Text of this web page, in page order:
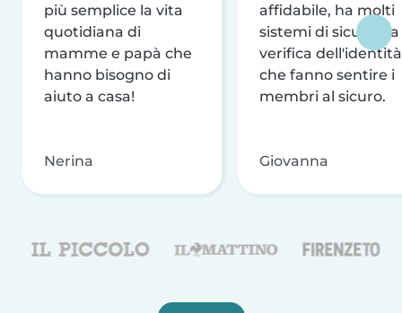
più semplice la vita
quotidiana di
mamme e papà che
hanno bisogno di
aiuto a casa!
Nerina
affidabile, ha molti
sistemi di sicurezza
verifica dell'identità
che fanno sentire i
membri al sicuro.
Giovanna